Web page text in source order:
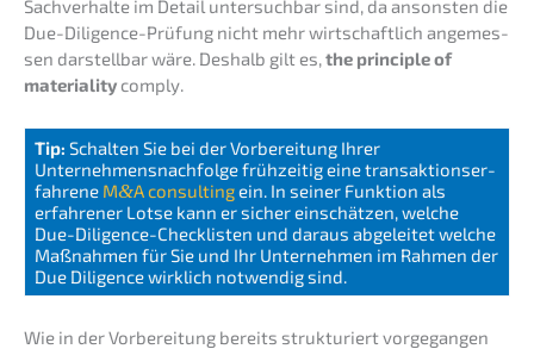
Sachver­hal­te im Detail unter­such­bar sind, da ansons­ten die
Due-Diligence-Prüfung nicht mehr wirtschaft­lich angemes­
sen darstell­bar wäre. Deshalb gilt es,the princi­ple of
materia­li­ty comply.
Tip: Schal­ten Sie bei der Vorbe­rei­tung Ihrer
Unternehmens­nachfolge frühzei­tig eine trans­ak­ti­ons­er­
fah­re­ne M&A consul­tingein. In seiner Funkti­on als
erfah­re­ner Lotse kann er sicher einschät­zen, welche
Due-Diligence-Check­lis­ten und daraus abgelei­tet welche
Maßnah­men für Sie und Ihr Unter­neh­men im Rahmen der
Due Diligence wirklich notwen­dig sind.
Wie in der Vorbe­rei­tung bereits struk­tu­riert vorge­gan­gen